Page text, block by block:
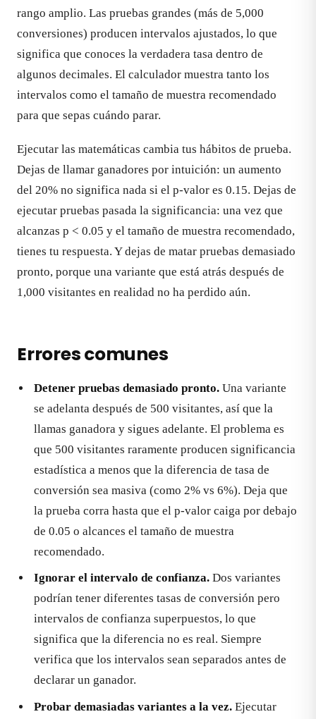
rango amplio. Las pruebas grandes (más de 5,000
conversiones) producen intervalos ajustados, lo que
significa que conoces la verdadera tasa dentro de
algunos decimales. El calculador muestra tanto los
intervalos como el tamaño de muestra recomendado
para que sepas cuándo parar.
Ejecutar las matemáticas cambia tus hábitos de prueba.
Dejas de llamar ganadores por intuición: un aumento
del 20% no significa nada si el p-valor es 0.15. Dejas de
ejecutar pruebas pasada la significancia: una vez que
alcanzas p < 0.05 y el tamaño de muestra recomendado,
tienes tu respuesta. Y dejas de matar pruebas demasiado
pronto, porque una variante que está atrás después de
1,000 visitantes en realidad no ha perdido aún.
Errores comunes
Detener pruebas demasiado pronto. Una variante
se adelanta después de 500 visitantes, así que la
llamas ganadora y sigues adelante. El problema es
que 500 visitantes raramente producen significancia
estadística a menos que la diferencia de tasa de
conversión sea masiva (como 2% vs 6%). Deja que
la prueba corra hasta que el p-valor caiga por debajo
de 0.05 o alcances el tamaño de muestra
recomendado.
Ignorar el intervalo de confianza. Dos variantes
podrían tener diferentes tasas de conversión pero
intervalos de confianza superpuestos, lo que
significa que la diferencia no es real. Siempre
verifica que los intervalos sean separados antes de
declarar un ganador.
Probar demasiadas variantes a la vez. Ejecutar